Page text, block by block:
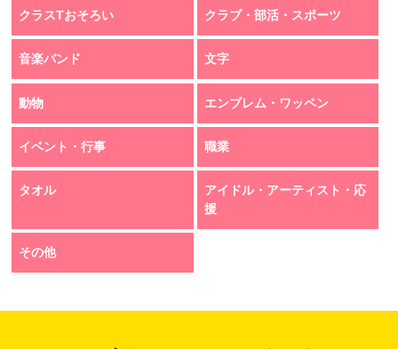
クラスTおそろい クラブ・部活・スポーツ
音楽バンド 文字
動物 エンブレム・ワッペン
イベント・行事 職業
タオル
アイドル・アーティスト・応
援
その他